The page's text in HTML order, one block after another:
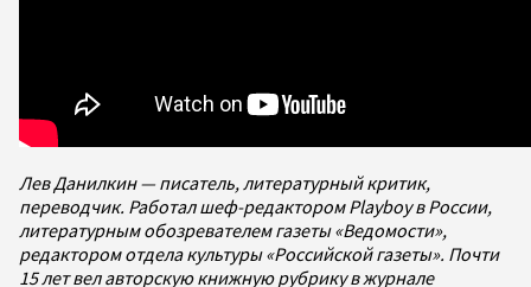
Лев Данилкин — писатель, литературный критик,
переводчик. Работал шеф-редактором Playboy в России,
литературным обозревателем газеты «Ведомости»,
редактором отдела культуры «Российской газеты». Почти
15 лет вел авторскую книжную рубрику в журнале